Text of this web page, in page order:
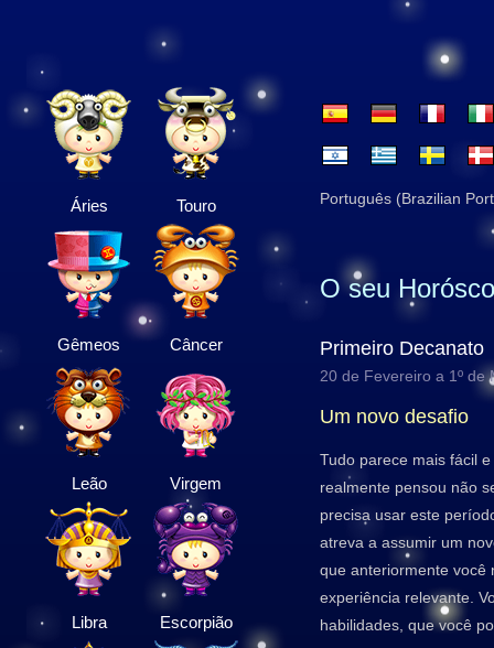
Áries Touro
Gêmeos Câncer
Leão Virgem
Libra Escorpião
Português (Brazilian
O seu
Primeiro Decanato
20 de Fevereiro a 1º de
Um novo desafio
Tudo parece mais fácil
realmente pensou não
precisa usar este
atreva a assumir um
que anteriormente você
experiência relevante.
habilidades, que você